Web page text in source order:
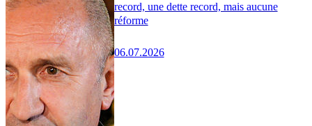
record, une dette record, mais aucune
réforme
06.07.2026